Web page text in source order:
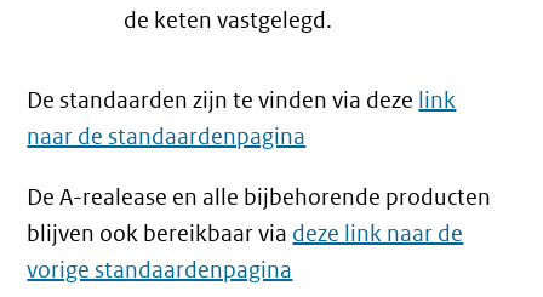
de keten vastgelegd.
De standaarden zijn te vinden via deze link
naar de standaardenpagina
De A-realease en alle bijbehorende producten
blijven ook bereikbaar via deze link naar de
vorige standaardenpagina